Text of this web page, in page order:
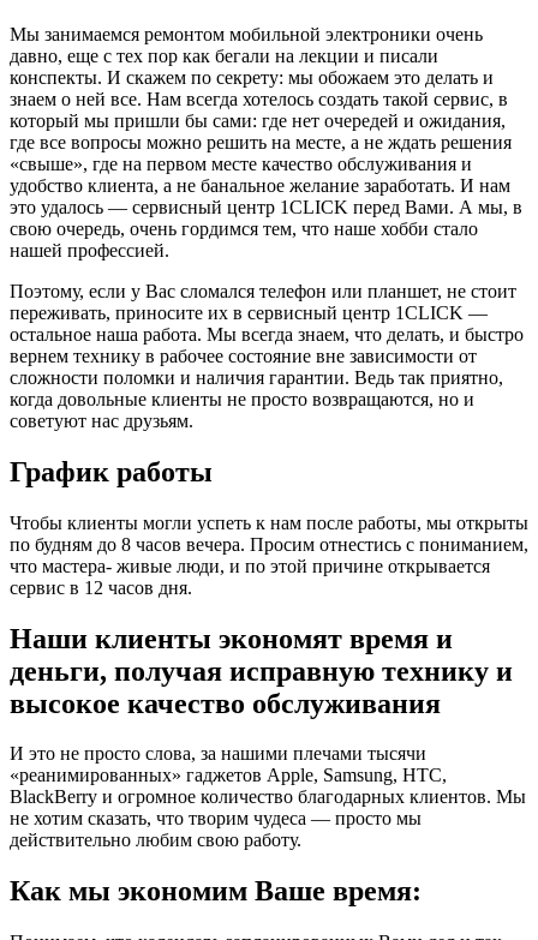
Мы занимаемся ремонтом мобильной электроники очень
давно, еще с тех пор как бегали на лекции и писали
конспекты. И скажем по секрету: мы обожаем это делать и
знаем о ней все. Нам всегда хотелось создать такой сервис, в
который мы пришли бы сами: где нет очередей и ожидания,
где все вопросы можно решить на месте, а не ждать решения
«свыше», где на первом месте качество обслуживания и
удобство клиента, а не банальное желание заработать. И нам
это удалось — сервисный центр 1CLICK перед Вами. А мы, в
свою очередь, очень гордимся тем, что наше хобби стало
нашей профессией.
Поэтому, если у Вас сломался телефон или планшет, не стоит
переживать, приносите их в сервисный центр 1CLICK —
остальное наша работа. Мы всегда знаем, что делать, и быстро
вернем технику в рабочее состояние вне зависимости от
сложности поломки и наличия гарантии. Ведь так приятно,
когда довольные клиенты не просто возвращаются, но и
советуют нас друзьям.
График работы
Чтобы клиенты могли успеть к нам после работы, мы открыты
по будням до 8 часов вечера. Просим отнестись с пониманием,
что мастера- живые люди, и по этой причине открывается
сервис в 12 часов дня.
Наши клиенты экономят время и
деньги, получая исправную технику и
высокое качество обслуживания
И это не просто слова, за нашими плечами тысячи
«реанимированных» гаджетов Apple, Samsung, HTC,
BlackBerry и огромное количество благодарных клиентов. Мы
не хотим сказать, что творим чудеса — просто мы
действительно любим свою работу.
Как мы экономим Ваше время: